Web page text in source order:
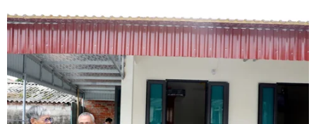
(TTXVN/Vietnam+)